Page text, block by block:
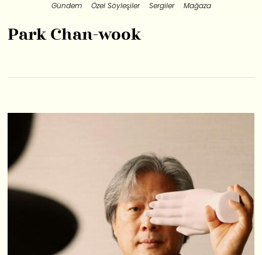
Gündem
Özel Söyleşiler Sergiler Mağaza
Park Chan-wook